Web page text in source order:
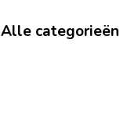
Alle categorieën